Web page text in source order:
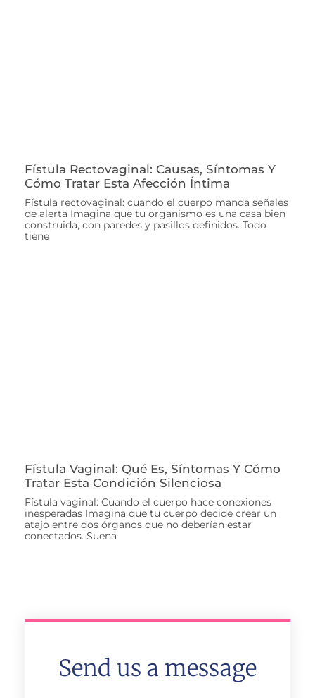
Fístula Rectovaginal: Causas, Síntomas Y
Cómo Tratar Esta Afección Íntima
Fístula rectovaginal: cuando el cuerpo manda señales
de alerta Imagina que tu organismo es una casa bien
construida, con paredes y pasillos definidos. Todo
tiene
Fístula Vaginal: Qué Es, Síntomas Y Cómo
Tratar Esta Condición Silenciosa
Fístula vaginal: Cuando el cuerpo hace conexiones
inesperadas Imagina que tu cuerpo decide crear un
atajo entre dos órganos que no deberían estar
conectados. Suena
Send us a message